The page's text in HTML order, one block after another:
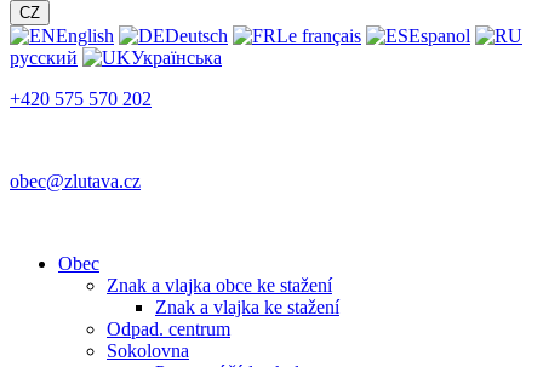
CZ
English Deutsch Le français
Espanol
русский
Українська
+420 575 570 202
obec@zlutava.cz
Obec
Znak a vlajka obce ke stažení
Znak a vlajka ke stažení
Odpad. centrum
Sokolovna